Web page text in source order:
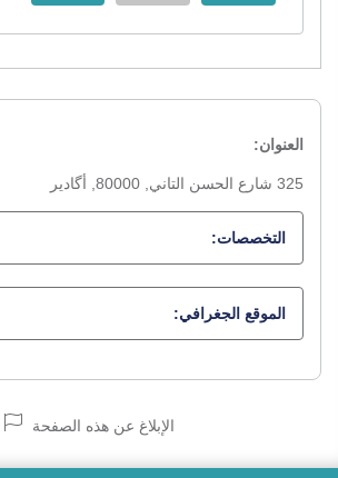
العنوان:
325 شارع الحسن التاني, 80000, أگادير
التخصصات:
أخصائي في طب العيون
الموقع الجغرافي:
الإبلاغ عن هذه الصفحة